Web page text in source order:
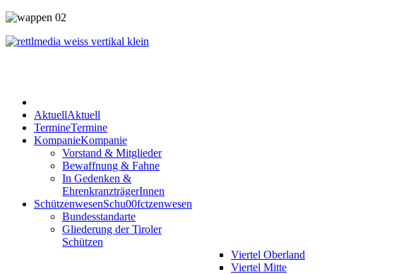
AktuellAktuell
TermineTermine
KompanieKompanie
Vorstand & Mitglieder
Bewaffnung & Fahne
In Gedenken &
EhrenkranzträgerInnen
SchützenwesenSchu00fctzenwesen
Bundesstandarte
Gliederung der Tiroler
Schützen
Viertel Oberland
Viertel Mitte